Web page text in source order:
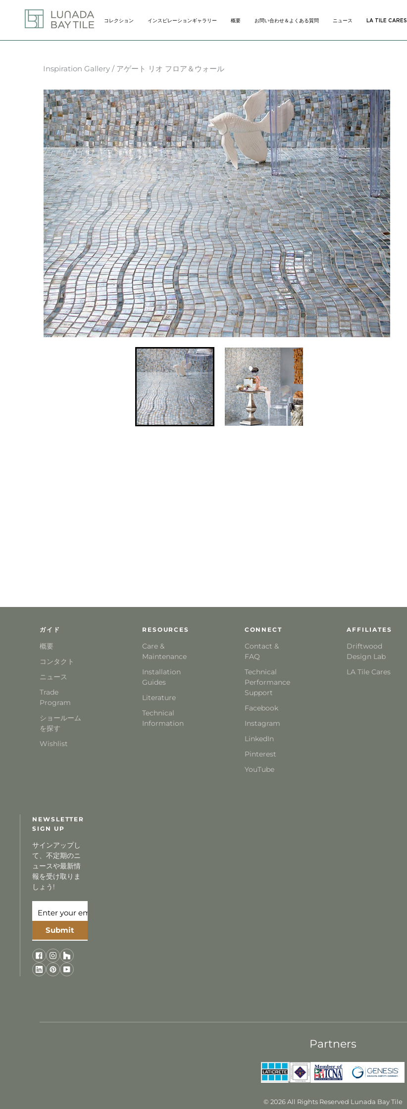
content
コレクション
インスピレーションギャラリー
概要
お問い合わせ＆よくある質問
ニュース
LA TILE CARES
Inspiration Gallery / アゲート リオ フロア＆ウォール
ガイド
概要
コンタクト
ニュース
Trade
Program
ショールーム
を探す
Wishlist
RESOURCES
Care &
Maintenance
Installation
Guides
Literature
Technical
Information
CONNECT
Contact &
FAQ
Technical
Performance
Support
Facebook
Instagram
LinkedIn
Pinterest
YouTube
AFFILIATES
Driftwood
Design Lab
LA Tile Cares
NEWSLETTER
SIGN UP
サインアップし
て、不定期のニ
ュースや最新情
報を受け取りま
しょう!
Submit
Partners
© 2026 All Rights Reserved Lunada Bay Tile